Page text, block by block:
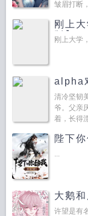
皱眉打断
刚上
版】
刚上大学
alpha
清冷坚韧
爷。父亲
着，长得
陛下
...
大鹅
许望是有